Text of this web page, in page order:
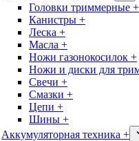
Головки триммерные +
Канистры +
Леска +
Масла +
Ножи газонокосилок +
Ножи и диски для
Свечи +
Смазки +
Цепи +
Шины +
Аккумуляторная техника +